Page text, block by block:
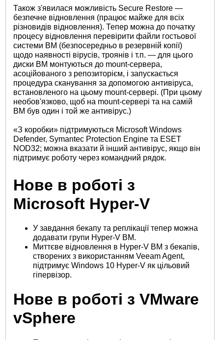
Також з'явилася можливість Secure Restore —
безпечне відновлення (працює майже для всіх
різновидів відновлення). Тепер можна до початку
процесу відновлення перевірити файли гостьової
системи ВМ (безпосередньо в резервній копії)
щодо наявності вірусів, троянів і т.п. — для цього
диски ВМ монтуються до mount-сервера,
асоційованого з репозиторієм, і запускається
процедура сканування за допомогою антивіруса,
встановленого на цьому mount-сервері. (При цьому
необов'язково, щоб на mount-сервері та на самій
ВМ був один і той же антивірус.)
«З коробки» підтримуються Microsoft Windows
Defender, Symantec Protection Engine та ESET
NOD32; можна вказати й інший антивірус, якщо він
підтримує роботу через командний рядок.
Нове в роботі з
Microsoft Hyper-V
У завдання бекапу та реплікації тепер можна
додавати групи Hyper-V ВМ.
Миттєве відновлення в Hyper-V ВМ з бекапів,
створених з використанням Veeam Agent,
підтримує Windows 10 Hyper-V як цільовий
гіпервізор.
Нове в роботі з VMware
vSphere